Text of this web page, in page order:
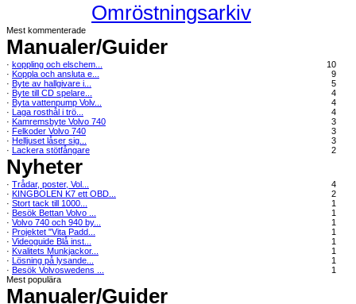
Omröstningsarkiv
Mest kommenterade
Manualer/Guider
· koppling och elschem...
10
· Koppla och ansluta e...
9
· Byte av hallgivare i...
5
· Byte till CD spelare...
4
· Byta vattenpump Volv...
4
· Laga rosthål i trö...
4
· Kamremsbyte Volvo 740
3
· Felkoder Volvo 740
3
· Helljuset låser sig...
3
· Lackera stötfångare 2
Nyheter
· Trådar, poster, Vol...
4
· KINGBOLEN K7 ett OBD...
2
· Stort tack till 1000...
1
· Besök Bettan Volvo ...
1
· Volvo 740 och 940 by...
1
· Projektet "Vita Padd...
1
· Videoguide Blå inst...
1
· Kvalitets Munkjackor...
1
· Lösning på lysande...
1
· Besök Volvoswedens ...
1
Mest populära
Manualer/Guider